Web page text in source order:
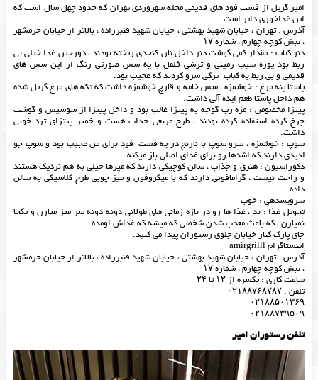
امیر گریل از فست فود های قدیمی محله سهروردی تهران که حدود چهل سال است که
این غذاخوری دایر است.
آدرس : تهران ، خیابان شهید بهشتی ، خیابان شهید قنبرزاده ، بالاتر از خیابان خرمشهر
، نبش کوچه چهارم ، شماره ۱۷
دنر کباب : مقدار کمی گوشت دنر داخل نان کنجدی ریخته بودند ، دورچین غذا خیلی بی
ربط بود پوره سیب زمینی و ترشی فلفل با یه سس صورتی رنگ از این سس های
قدیمی و بی ربط به کباب_ترکی سرو کردند که عجیب بود.
پاستا پنه مرغ : خوشمزه ، سس خامه و قارچ خوشمزه داشت که تکه های مرغ گریل شده
هم داخل پاستا طعم ایده آلی داشت.
پیتزا مخصوص : مزه رب گوجه به پیتزا غالب بود و داخل پیتزا از سوسیس و گوشت
چرخ کرده استفاده کرده بودند ، طرح مربعی جذاب هست و خمیر پیتزای ترد خوبی
داشت.
سوپ : خوشمزه ، سرو سوپ با نارنج در یه فست_فود برای من عجیب بود و سوپ جو
لذیذی دارند که اشدها رو برای غذای اصلی باز میکنه.
دکوراسیون : هنری و جذاب ، سالن کوچیکی دارند که میزها خیلی به هم نزدیک هستند
و راحت نیست ، گرامافونی دارند که با میکروفون و میز چوبی طرح کلاسیکی به سالن
داده.
سرویسدهی : خوب
تحویل غذا : بد ، غذا ها رو در بازه زمانی های طولانی دونه دونه سر میز میارن و یکجا
نمیارن ، که باعث معذب شدن شخصی که میشه که غذاش اومده.
جای پارک کنار خیابان جلوی رستوران پیدا می کنید.
اینستاگرام amirgrilll
آدرس : تهران ، خیابان شهید بهشتی ، خیابان شهید قنبرزاده ، بالاتر از خیابان خرمشهر
، نبش کوچه چهارم ، شماره ۱۷
ساعت کاری : یکسره از ۱۲ تا ۲۴
تلفن : ۰۲۱۸۸۷۶۸۷۸۷
۰۲۱۸۸۵۰۱۳۶۹
۰۲۱۸۸۷۳۹۵۰۹
تلفن رستوران امیر